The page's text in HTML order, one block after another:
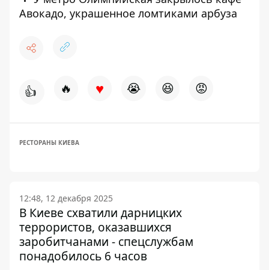
Авокадо, украшенное ломтиками арбуза
👍 🔥 ♥ 😭 😆 😡
РЕСТОРАНЫ КИЕВА
12:48, 12 декабря 2025
В Киеве схватили дарницких
террористов, оказавшихся
заробитчанами - спецслужбам
понадобилось 6 часов